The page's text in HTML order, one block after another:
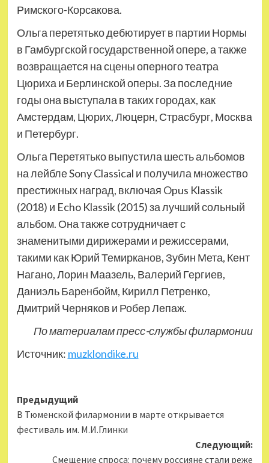
Римского-Корсакова.
Ольга перетятько дебютирует в партии Нормы
в Гамбургской государственной опере, а также
возвращается на сцены оперного театра
Цюриха и Берлинской оперы. За последние
годы она выступала в таких городах, как
Амстердам, Цюрих, Люцерн, Страсбург, Москва
и Петербург.
Ольга Перетятько выпустила шесть альбомов
на лейбле Sony Classical и получила множество
престижных наград, включая Opus Klassik
(2018) и Echo Klassik (2015) за лучший сольный
альбом. Она также сотрудничает с
знаменитыми дирижерами и режиссерами,
такими как Юрий Темирканов, Зубин Мета, Кент
Нагано, Лорин Маазель, Валерий Гергиев,
Даниэль Баренбойм, Кирилл Петренко,
Дмитрий Черняков и Робер Лепаж.
По материалам пресс-службы филармонии
Источник: muzklondike.ru
Навигация
записи
Предыдущий
В Тюменской филармонии в марте открывается
фестиваль им. М.И.Глинки
Следующий:
Смещение спроса: почему россияне стали реже